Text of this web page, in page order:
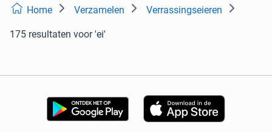
Home Verzamelen Verrassingseieren
175 resultaten voor 'ei'